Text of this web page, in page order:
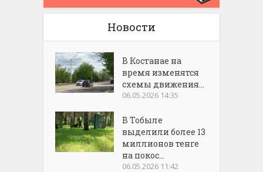
Новости
В Костанае на
время изменятся
схемы движения...
06.05.2026 14:35
В Тобыле
выделили более 13
миллионов тенге
на покос...
06.05.2026 11:42